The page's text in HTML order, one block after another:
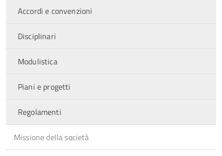
Accordi e convenzioni
Disciplinari
Modulistica
Piani e progetti
Regolamenti
Missione della società